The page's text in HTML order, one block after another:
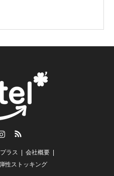
ラス
会社概要
性ストッキング